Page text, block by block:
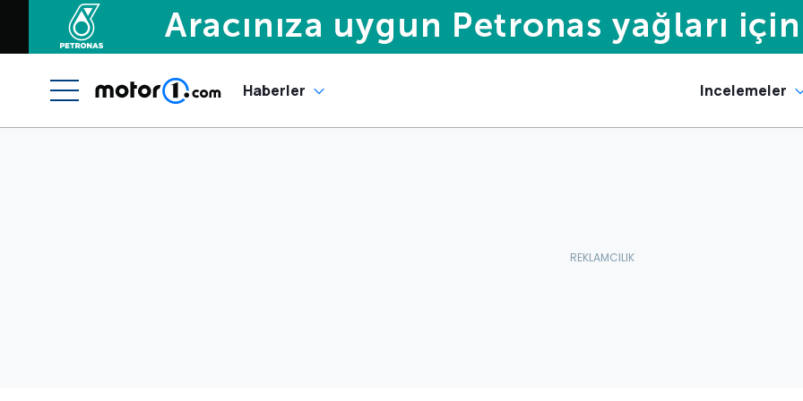
Haberler Incelemeler